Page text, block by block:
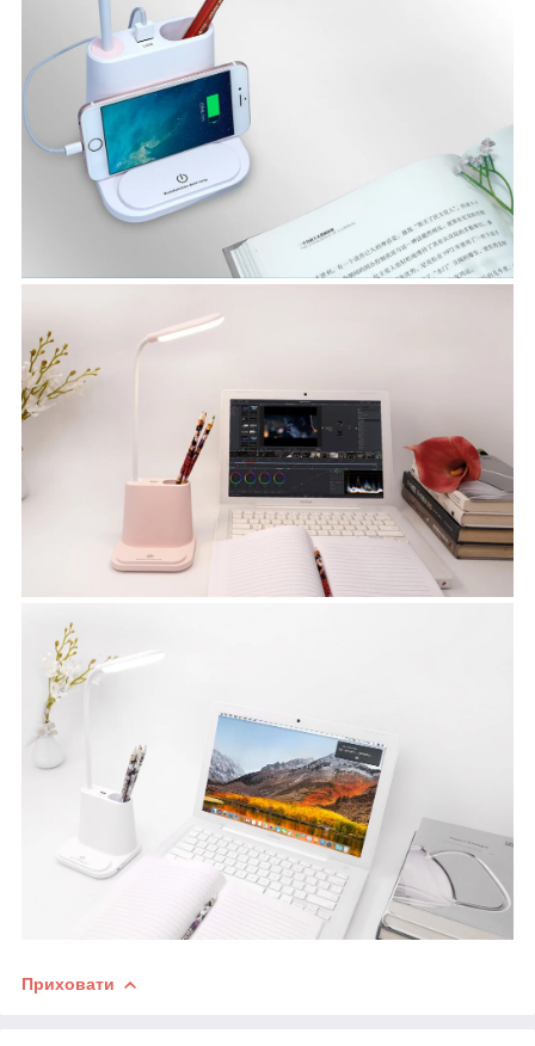
Приховати